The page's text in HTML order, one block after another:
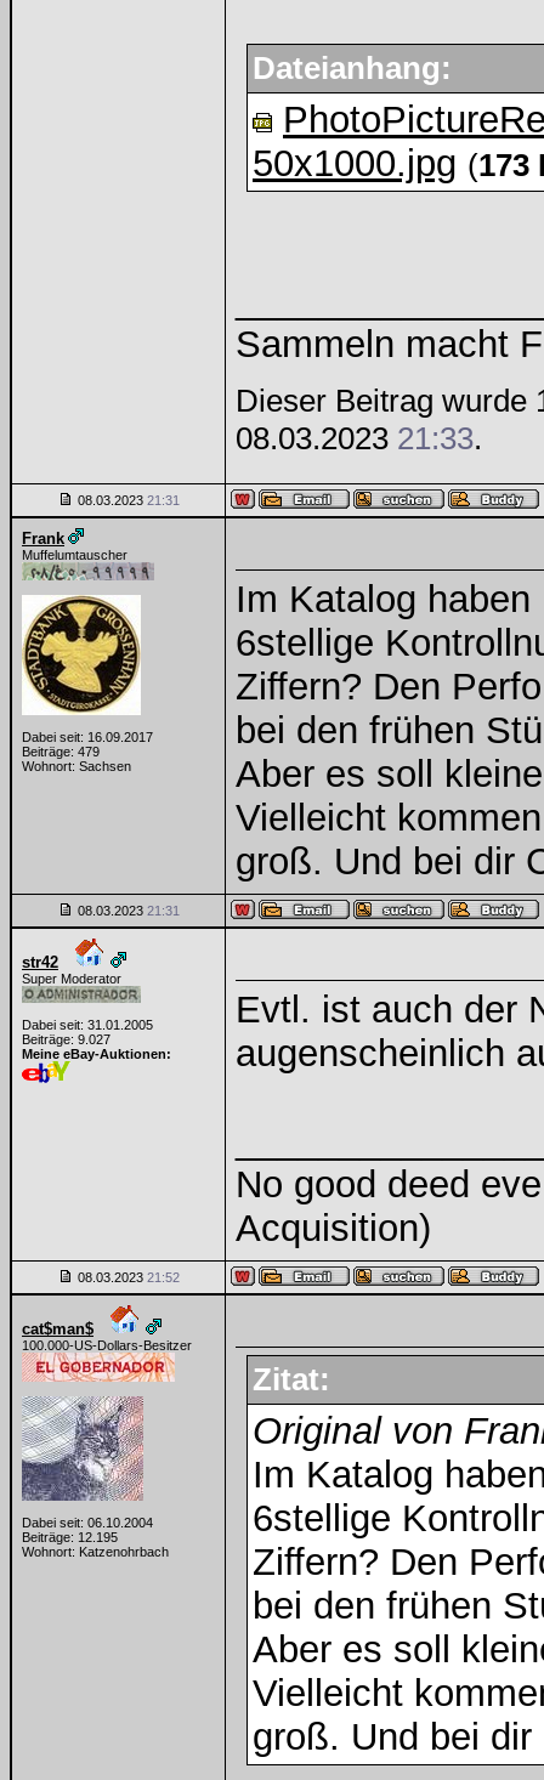
Dateianhang:
50x1000.jpg (173
Sammeln macht
Dieser Beitrag wurde
08.03.2023 21:33.
08.03.2023 21:31
Frank
Muffelumtauscher
Dabei seit: 16.09.2017
Beiträge: 479
Wohnort: Sachsen
Im Katalog
6stellige
Ziffern? Den
bei den frühen
Aber es soll
Vielleicht
groß. Und bei dir
08.03.2023 21:31
str42
Super Moderator
Dabei seit: 31.01.2005
Beiträge: 9.027
Meine eBay-Auktionen:
Evtl. ist auch der
augenscheinlich
No good deed
Acquisition)
08.03.2023 21:52
cat$man$
100.000-US-Dollars-Besitzer
Dabei seit: 06.10.2004
Beiträge: 12.195
Wohnort: Katzenohrbach
Zitat:
Original von
Im Katalog
6stellige
Ziffern? Den
bei den frühen
Aber es soll
Vielleicht
groß. Und bei dir